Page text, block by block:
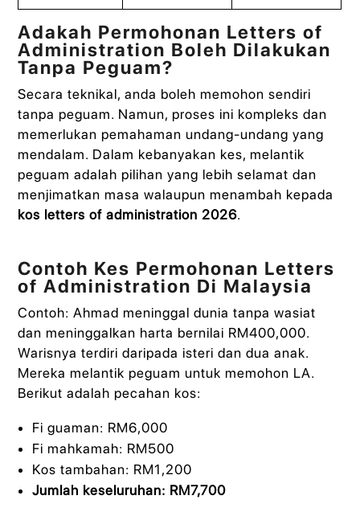
Adakah Permohonan Letters of
Administration Boleh Dilakukan
Tanpa Peguam?
Secara teknikal, anda boleh memohon sendiri
tanpa peguam. Namun, proses ini kompleks dan
memerlukan pemahaman undang-undang yang
mendalam. Dalam kebanyakan kes, melantik
peguam adalah pilihan yang lebih selamat dan
menjimatkan masa walaupun menambah kepada
kos letters of administration 2026.
Contoh Kes Permohonan Letters
of Administration Di Malaysia
Contoh: Ahmad meninggal dunia tanpa wasiat
dan meninggalkan harta bernilai RM400,000.
Warisnya terdiri daripada isteri dan dua anak.
Mereka melantik peguam untuk memohon LA.
Berikut adalah pecahan kos:
Fi guaman: RM6,000
Fi mahkamah: RM500
Kos tambahan: RM1,200
Jumlah keseluruhan: RM7,700